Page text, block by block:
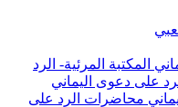
الرد
الرد على